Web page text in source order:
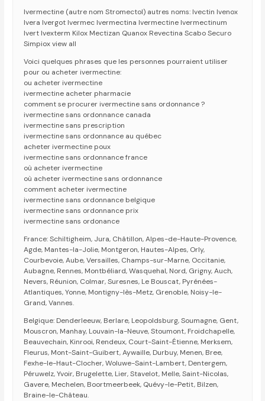
Ivermectine (autre nom Stromectol) autres noms: Ivectin Ivenox
Ivera Ivergot Ivermec Ivermectina Ivermectine Ivermectinum
Ivert Ivexterm Kilox Mectizan Quanox Revectina Scabo Securo
Simpiox view all
Voici quelques phrases que les personnes pourraient utiliser
pour ou acheter ivermectine:
ou acheter ivermectine
ivermectine acheter pharmacie
comment se procurer ivermectine sans ordonnance ?
ivermectine sans ordonnance canada
ivermectine sans prescription
ivermectine sans ordonnance au québec
acheter ivermectine poux
ivermectine sans ordonnance france
où acheter ivermectine
où acheter ivermectine sans ordonnance
comment acheter ivermectine
ivermectine sans ordonnance belgique
ivermectine sans ordonnance prix
ivermectine sans ordonance
France: Schiltigheim, Jura, Châtillon, Alpes-de-Haute-Provence,
Agde, Mantes-la-Jolie, Montgeron, Hautes-Alpes, Orly,
Courbevoie, Aube, Versailles, Champs-sur-Marne, Occitanie,
Aubagne, Rennes, Montbéliard, Wasquehal, Nord, Grigny, Auch,
Nevers, Réunion, Colmar, Suresnes, Le Bouscat, Pyrénées-
Atlantiques, Yonne, Montigny-lès-Metz, Grenoble, Noisy-le-
Grand, Vannes.
Belgique: Denderleeuw, Berlare, Leopoldsburg, Soumagne, Gent,
Mouscron, Manhay, Louvain-la-Neuve, Stoumont, Froidchapelle,
Beauvechain, Kinrooi, Rendeux, Court-Saint-Étienne, Merksem,
Fleurus, Mont-Saint-Guibert, Aywaille, Durbuy, Menen, Bree,
Fexhe-le-Haut-Clocher, Woluwe-Saint-Lambert, Dentergem,
Péruwelz, Yvoir, Brugelette, Lier, Stavelot, Melle, Saint-Nicolas,
Gavere, Mechelen, Boortmeerbeek, Quévy-le-Petit, Bilzen,
Braine-le-Château.